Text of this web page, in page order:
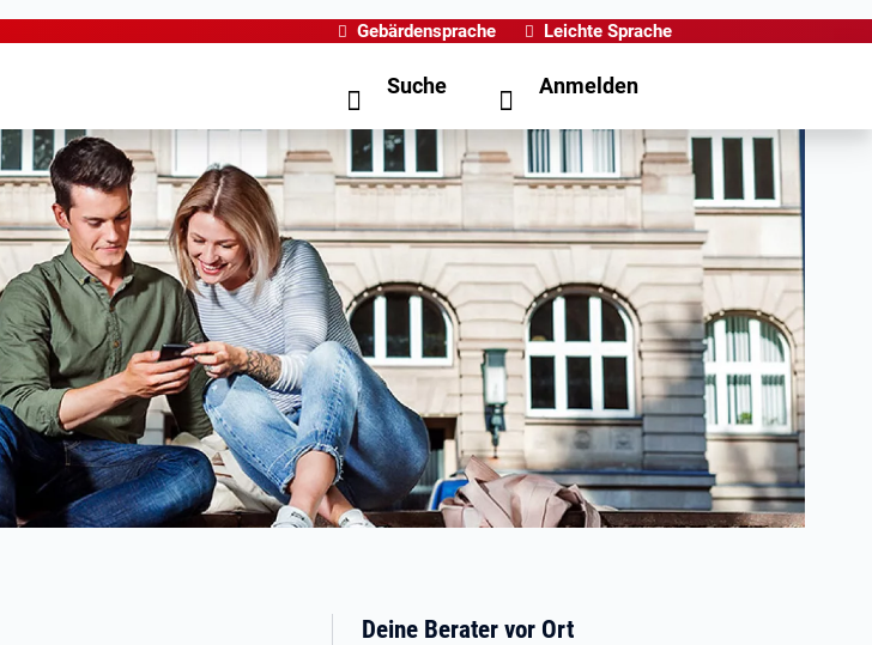
Gebärdensprache Leichte Sprache
Suche Anmelden
Deine Berater vor Ort